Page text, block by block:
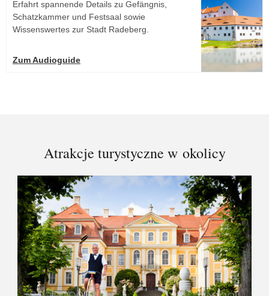
Erfahrt spannende Details zu Gefängnis,
Schatzkammer und Festsaal sowie
Wissenswertes zur Stadt Radeberg.
Zum Audioguide
Atrakcje turystyczne w okolicy